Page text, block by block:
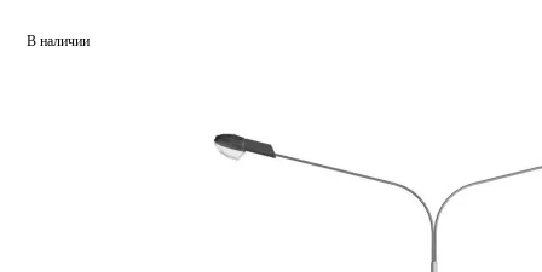
В наличии